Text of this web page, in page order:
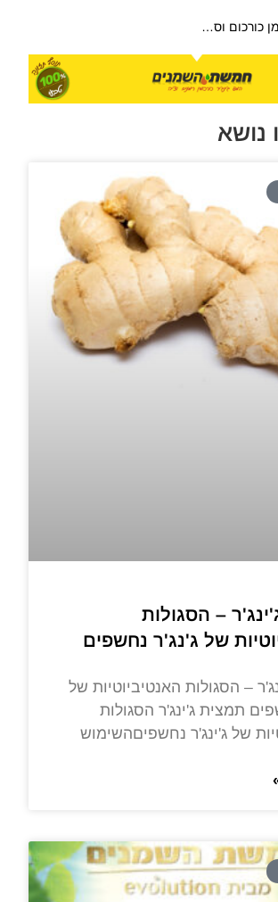
שמן כורכום – שמן כורכום וסגולותיו הרפואיות
נושא
– הסגולות
של ג'נג'ר נחשפים
– הסגולות האנטיביוטיות של
תמצית ג'ינג'ר הסגולות
של ג'ינג'ר נחשפיםהשימוש